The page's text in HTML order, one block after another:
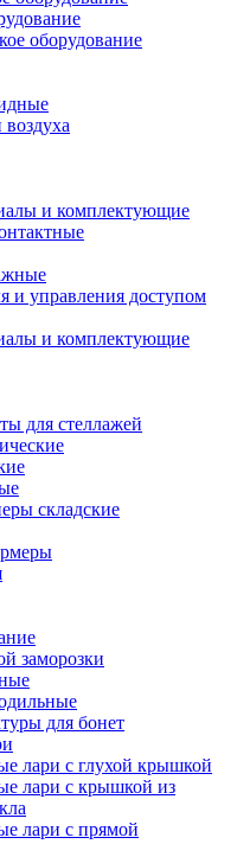
оборудование
и комплектующие
и управления доступом
и комплектующие
для стеллажей
складские
заморозки
для бонет
лари с глухой крышкой
лари с крышкой из
лари с прямой